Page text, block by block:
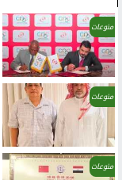
منوعات
منوعات
منوعات